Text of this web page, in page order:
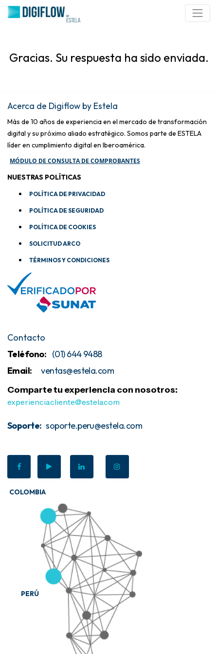
Gracias. Su respuesta ha sido enviada.
Acerca de Digiflow by Estela
Más de 10 años de experiencia en el mercado de transformación
digital y su próximo aliado estratégico. Somos parte de ESTELA
líder en cumplimiento digital en Iberoamérica.
MÓDULO DE CONSULTA DE COMPROBANTES
NUESTRAS POLÍTICAS
POLÍTICA DE PRIVACIDAD
POLÍTICA DE SEGURIDAD
POLÍTICA DE COOKIES
SOLICITUD ARCO
TÉRMINOS Y CONDICIONES
Contacto
Teléfono: (01) 644 9488
Email:
ventas@estela.com
Comparte tu experiencia con nosotros:
experiencia.cliente@estela.com
Soporte: soporte.peru@estela.com
COLOMBIA
PERÚ